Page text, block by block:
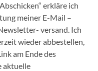
erkläre ich
meiner E-Mail –
versand. Ich
wieder abbestellen,
am Ende des
aktuelle